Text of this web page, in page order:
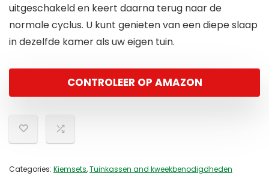
uitgeschakeld en keert daarna terug naar de
normale cyclus. U kunt genieten van een diepe slaap
in dezelfde kamer als uw eigen tuin.
CONTROLEER OP AMAZON
Categories: Kiemsets,Tuinkassen and kweekbenodigdheden